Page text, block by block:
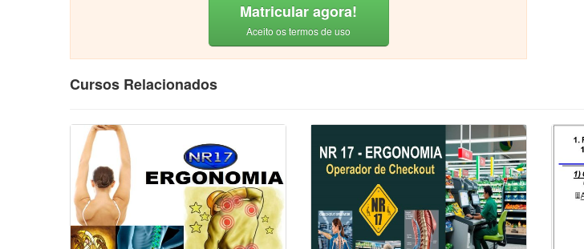
Matricular agora!
Aceito os termos de uso
Cursos Relacionados